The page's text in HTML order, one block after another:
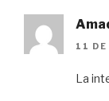
11
La